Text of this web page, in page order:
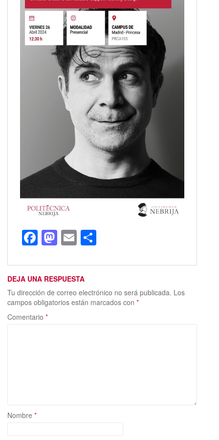
F
e
b
o
o
M
to
d
o
E
ai
l
m
p
ar
DEJA UNA RESPUESTA
Tu dirección de correo electrónico no será publicada. Los
campos obligatorios están marcados con *
Comentario *
Nombre *